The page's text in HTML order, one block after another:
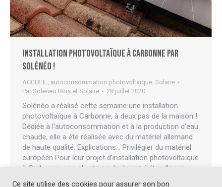
Installation photovoltaïque à Carbonne par
Solénéo !
ACCUEIL autoconsommation photovoltaïque Solaire
Par Soleneo Bois et Solaire 28 juillet 2020
Solénéo a réalisé cette semaine une installation
photovoltaïque à Carbonne, à deux pas de la maison !
Dédiée à l’autoconsommation et à la production d’eau
chaude, elle a été réalisée avec du matériel allemand
de haute qualité. Explications… Privilégier du matériel
européen Pour leur projet d’installation photovoltaïque
à Carbonne, nos clients souhaitaient éviter d’avoir
Ce site utilise des cookies pour assurer son bon